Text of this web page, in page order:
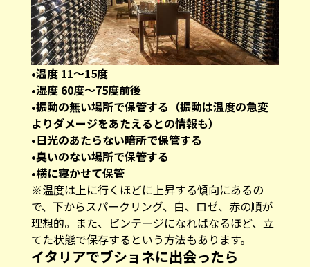
•温度 11〜15度
•湿度 60度〜75度前後
•振動の無い場所で保管する（振動は温度の急変
よりダメージをあたえるとの情報も）
•日光のあたらない暗所で保管する
•臭いのない場所で保管する
•横に寝かせて保管
※温度は上に行くほどに上昇する傾向にあるの
で、下からスパークリング、白、ロゼ、赤の順が
理想的。また、ビンテージになればなるほど、立
てた状態で保存するという方法もあります。
イタリアでブショネに出会ったら